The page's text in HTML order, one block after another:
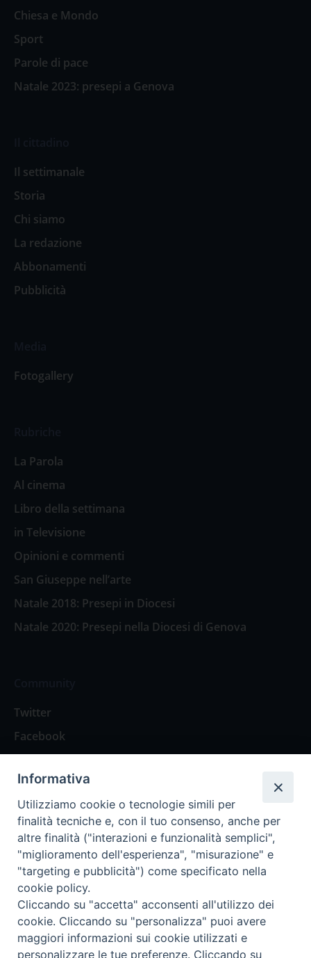
Chiesa e Mondo
Sport
Parole di pace
Natale 2023: presepi a Genova
Il settimanale
Storia
Chi siamo
La redazione
Abbonamenti
Pubblicità
Fotogallery
La Parola
Al cinema
Libro della settimana
in Televisione
Opinioni e commenti
San Giuseppe nell’arte
Natale 2018: Presepi in Diocesi
Natale 2020: Presepi nella Diocesi di Genova
Twitter
Facebook
Spazio Lettori
Eventi
Eventi diocesani
Privacy Policy Informativa Cookie
Informativa
Utilizziamo cookie o tecnologie simili per
finalità tecniche e, con il tuo consenso, anche per
altre finalità ("interazioni e funzionalità semplici",
"miglioramento dell'esperienza", "misurazione" e
"targeting e pubblicità") come specificato nella
cookie policy.
Cliccando su "accetta" acconsenti all'utilizzo dei
cookie. Cliccando su "personalizza" puoi avere
maggiori informazioni sui cookie utilizzati e
personalizzare le tue preferenze. Cliccando su